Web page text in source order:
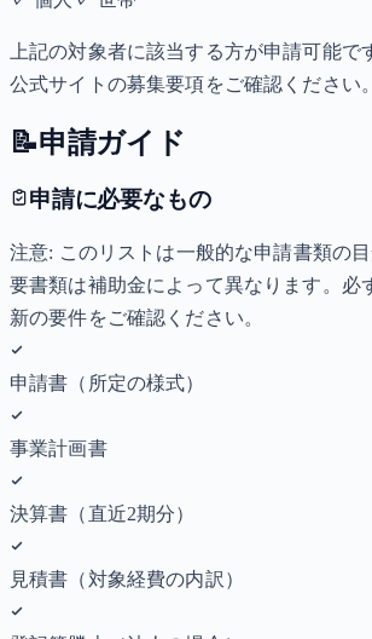
上記の対象者に該当する方が申請可能で
公式サイトの募集要項をご確認ください。
📝申請ガイド
申請に必要なもの
注意: このリストは一般的な申請書類の
要書類は補助金によって異なります。必
新の要件をご確認ください。
申請書（所定の様式）
事業計画書
決算書（直近2期分）
見積書（対象経費の内訳）